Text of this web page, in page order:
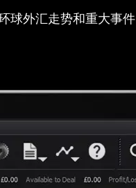
球外汇走势和重大事件